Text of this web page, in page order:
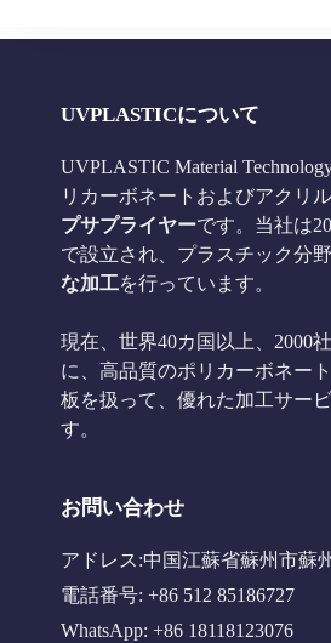
UVPLASTICについて
UVPLASTIC Material
リカーボネートおよびアクリ
プサプライヤーです。当社は
で設立され、プラスチック分
な加工を行っています。
現在、世界40カ国以上、2000
に、高品質のポリカーボネー
板を扱って、優れた加工サー
す。
お問い合わせ
アドレス:中国江蘇省蘇州市蘇
電話番号: +86 512 85186727
WhatsApp: +86 18118123076